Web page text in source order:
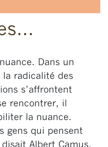
Dans un
la radicalité des
s’affrontent
rencontrer, il
la nuance.
gens qui pensent
Albert Camus.